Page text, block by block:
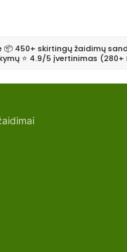
📦 450+ skirtingų žaidimų
⭐ 4.9/5 įvertinimas (280+